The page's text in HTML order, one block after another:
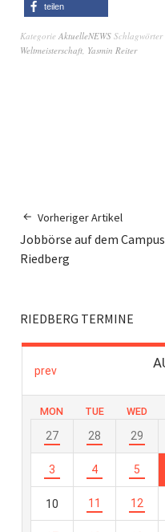
teilen
Kategorie AktuelleNEWS Schlagwörter
Weltmeisterschaft Yasmin Reiter
Vorheriger Artikel
Jobbörse auf dem Campus
Riedberg
RIEDBERG TERMINE